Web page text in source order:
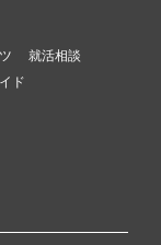
就活相談
ド